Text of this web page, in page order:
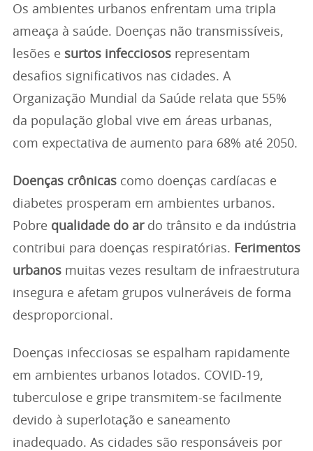
Os ambientes urbanos enfrentam uma tripla
ameaça à saúde. Doenças não transmissíveis,
lesões e surtos infecciosos representam
desafios significativos nas cidades. A
Organização Mundial da Saúde relata que 55%
da população global vive em áreas urbanas,
com expectativa de aumento para 68% até 2050.
Doenças crônicas como doenças cardíacas e
diabetes prosperam em ambientes urbanos.
Pobre qualidade do ardo trânsito e da indústria
contribui para doenças respiratórias. Ferimentos
urbanos muitas vezes resultam de infraestrutura
insegura e afetam grupos vulneráveis de forma
desproporcional.
Doenças infecciosas se espalham rapidamente
em ambientes urbanos lotados. COVID-19,
tuberculose e gripe transmitem-se facilmente
devido à superlotação e saneamento
inadequado. As cidades são responsáveis por